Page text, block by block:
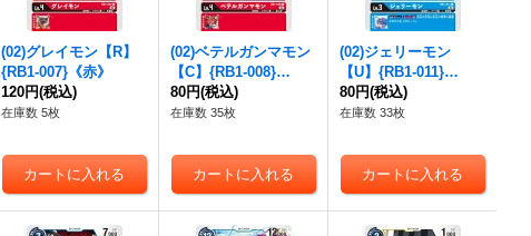
(02)グレイモン【R】
{RB1-007}《赤》
120円(税込)
在庫数 5枚
(02)ベテルガンマモン
【C】{RB1-008}
《赤》
80円(税込)
在庫数 35枚
(02)ジェリーモン
【U】{RB1-011}
《青》
80円(税込)
在庫数 33枚